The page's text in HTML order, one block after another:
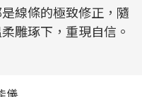
線條的極致修正，隨
雕琢下，重現自信。